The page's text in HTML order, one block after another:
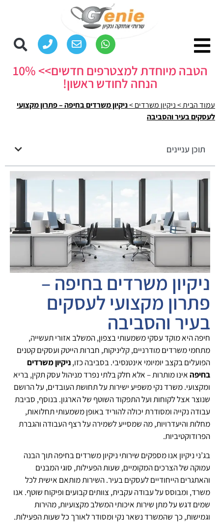
הטבה מיוחדת למצטרפים חדשים>> 10%
הנחה לחודש ראשון!
עמוד הבית>ניקיון משרדים>ניקיון משרדים בחיפה – פתרון מקצועי
לעסקים בעיר והסביבה
תוכן עניינים
ניקיון משרדים בחיפה –
פתרון מקצועי לעסקים
בעיר והסביבה
חיפה היא מוקד עסקי משמעותי בצפון, המשלב אזורי תעשייה,
מתחמי משרדים מודרניים, קליניקות, חברות הייטק ועסקים קטנים
הפועלים בקצב יומיומי אינטנסיבי. בסביבה כזו,ניקיון משרדים
בחיפהאינו מותרות – אלא חלק בלתי נפרד מניהול עסק תקין, בריא
ומקצועי. משרד נקי משפיע ישירות על תחושת העובדים, על הרושם
שנוצר אצל לקוחות ועל התפקוד השוטף של הארגון. בנוסף, סביבת
עבודה נקייה ומסודרת יכולה להוריד באופן משמעותי תחלואות,
מחלות והיעדרויות, מה שמסייע לשמירה על רצף העבודה והגברת
הפרודוקטיביות.
בג’ני ניקיון אנו מספקים שירותי ניקיון משרדים בחיפה תוך הבנה
עמוקה של הצרכים המקומיים, שעות הפעילות, סוגי המבנים
והאתגרים הייחודיים לעסקים בעיר. השירות מותאם אישית לכל
משרד, ומבוסס על עבודה עקבית, צוותים קבועים ופיקוח שוטף. אנו
שמים דגש על מתן שירות איכותי המשלב מקצועיות, מהירות
וגמישות, כך שהמשרד נשאר נקי ומסודר לאורך כל שעות הפעילות.